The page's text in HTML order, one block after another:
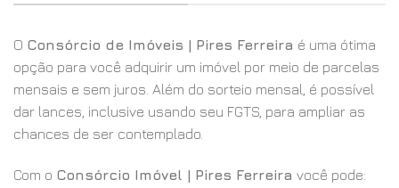
O Consórcio de Imóveis | Pires Ferreira é uma ótima
opção para você adquirir um imóvel por meio de parcelas
mensais e sem juros. Além do sorteio mensal, é possível
dar lances, inclusive usando seu FGTS, para ampliar as
chances de ser contemplado.
Com o Consórcio Imóvel | Pires Ferreira você pode: